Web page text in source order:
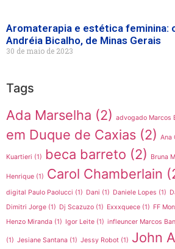
Aromaterapia e estética feminina:
Andréia Bicalho, de Minas Gerais
30 de maio de 2023
Tags
Ada Marselha (2) advogado Marcos
em Duque de Caxias (2) Ana
Kuartieri (1) beca barreto (2) Bruna
Henrique (1) Carol Chamberlain
digital Paulo Paolucci (1) Dani (1) Daniele Lopes (1)
Dimitri Jorge (1) Dj Scazuzo (1) Exxxquece (1) FF
Henzo Miranda (1) Igor Leite (1) infleuncer Marcos
(1) Jesiane Santana (1) Jessy Robot (1) John